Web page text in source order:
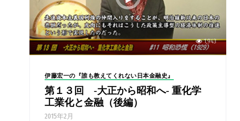
1,943
伊藤宏一の『誰も教えてくれない日本金融史』
第１３回 -大正から昭和へ- 重化学
工業化と金融（後編）
2015年2月